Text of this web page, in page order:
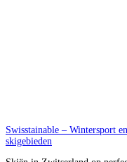
Swisstainable – Wintersport
skigebieden